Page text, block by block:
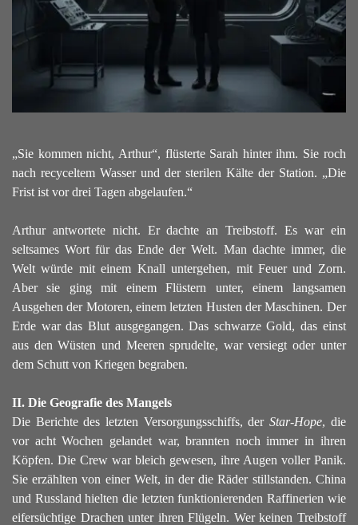
„Sie kommen nicht, Arthur“, flüsterte Sarah hinter ihm. Sie roch
nach recyceltem Wasser und der sterilen Kälte der Station. „Die
Frist ist vor drei Tagen abgelaufen.“
Arthur antwortete nicht. Er dachte an Treibstoff. Es war ein
seltsames Wort für das Ende der Welt. Man dachte immer, die
Welt würde mit einem Knall untergehen, mit Feuer und Zorn.
Aber sie ging mit einem Flüstern unter, einem langsamen
Ausgehen der Motoren, einem letzten Husten der Maschinen. Der
Erde war das Blut ausgegangen. Das schwarze Gold, das einst
aus den Wüsten und Meeren sprudelte, war versiegt oder unter
dem Schutt von Kriegen begraben.
II. Die Geografie des Mangels
Die Berichte des letzten Versorgungsschiffs, derStar-Hope, die
vor acht Wochen gelandet war, brannten noch immer in ihren
Köpfen. Die Crew war bleich gewesen, ihre Augen voller Panik.
Sie erzählten von einer Welt, in der die Räder stillstanden. China
und Russland hielten die letzten funktionierenden Raffinerien wie
eifersüchtige Drachen unter ihren Flügeln. Wer keinen Treibstoff